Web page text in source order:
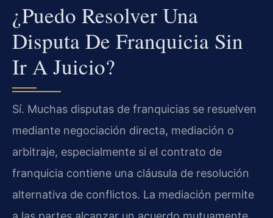
¿Puedo Resolver Una
Disputa De Franquicia Sin
Ir A Juicio?
Sí. Muchas disputas de franquicias se resuelven
mediante negociación directa, mediación o
arbitraje, especialmente si el contrato de
franquicia contiene una cláusula de resolución
alternativa de conflictos. La mediación permite